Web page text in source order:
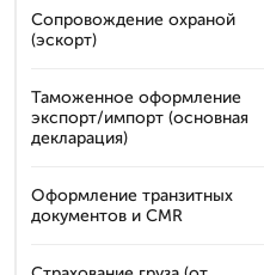
Сопровождение охраной
(эскорт)
Таможенное оформление
экспорт/импорт (основная
декларация)
Оформление транзитных
документов и CMR